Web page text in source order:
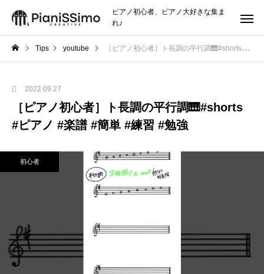
ピアノ初心者、ピアノ大好きな集ま
れ♪
Tips youtube ［ピアノ初心者］ト長調の平行調🎹#shorts #ピアノ #楽譜 #簡単 #練習 #勉強
2022.09.27
［ピアノ初心者］ト長調の平行調🎹#shorts
#ピアノ #楽譜 #簡単 #練習 #勉強
初心者